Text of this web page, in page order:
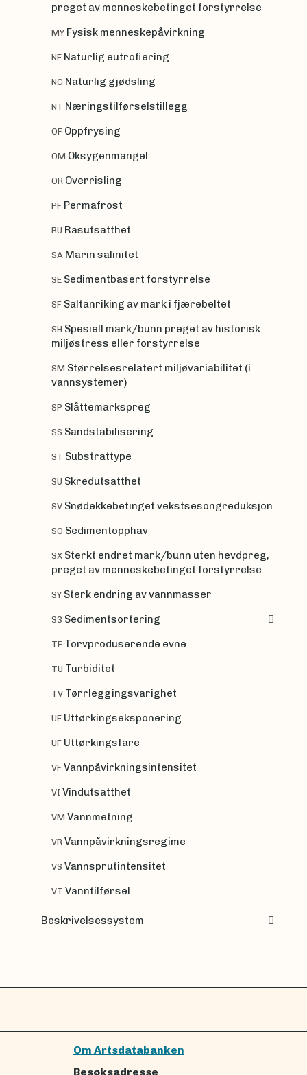
preget av menneskebetinget forstyrrelse
MY Fysisk menneskepåvirkning
NE Naturlig eutrofiering
NG Naturlig gjødsling
NT Næringstilførselstillegg
OF Oppfrysing
OM Oksygenmangel
OR Overrisling
PF Permafrost
RU Rasutsatthet
SA Marin salinitet
SE Sedimentbasert forstyrrelse
SF Saltanriking av mark i fjærebeltet
SH Spesiell mark/bunn preget av historisk
miljøstress eller forstyrrelse
SM Størrelsesrelatert miljøvariabilitet (i
vannsystemer)
SP Slåttemarkspreg
SS Sandstabilisering
ST Substrattype
SU Skredutsatthet
SV Snødekkebetinget vekstsesongreduksjon
SO Sedimentopphav
SX Sterkt endret mark/bunn uten hevdpreg,
preget av menneskebetinget forstyrrelse
SY Sterk endring av vannmasser
S3 Sedimentsortering
TE Torvproduserende evne
TU Turbiditet
TV Tørrleggingsvarighet
UE Uttørkingseksponering
UF Uttørkingsfare
VF Vannpåvirkningsintensitet
VI Vindutsatthet
VM Vannmetning
VR Vannpåvirkningsregime
VS Vannsprutintensitet
VT Vanntilførsel
Beskrivelsessystem
Om Artsdatabanken
Besøksadresse